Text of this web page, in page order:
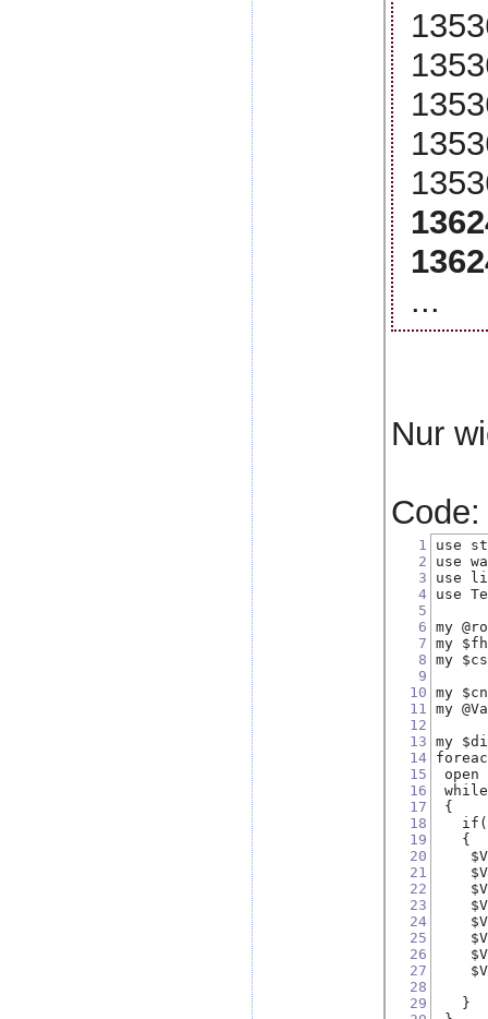
...
Nur
Code:
1
2
3
4
5
6
7
8
9
10
11
12
13
14
15
16
17
18
19
20
21
22
23
24
25
26
27
28
29
use
use
use
use
my
my
my
my
my
my
{
   {
   }